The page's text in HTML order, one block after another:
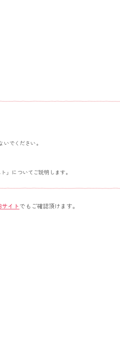
でください。
」についてご説明します。
サイトでもご確認頂けます。